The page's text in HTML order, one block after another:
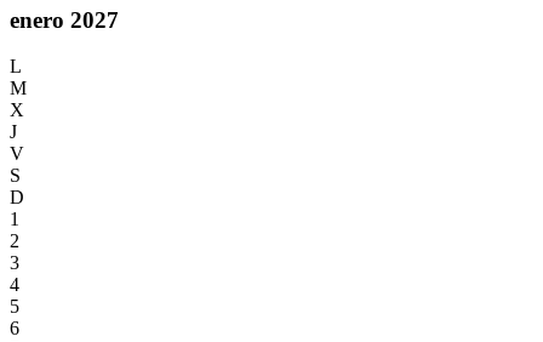
enero 2027
L
M
X
J
V
S
D
1
2
3
4
5
6